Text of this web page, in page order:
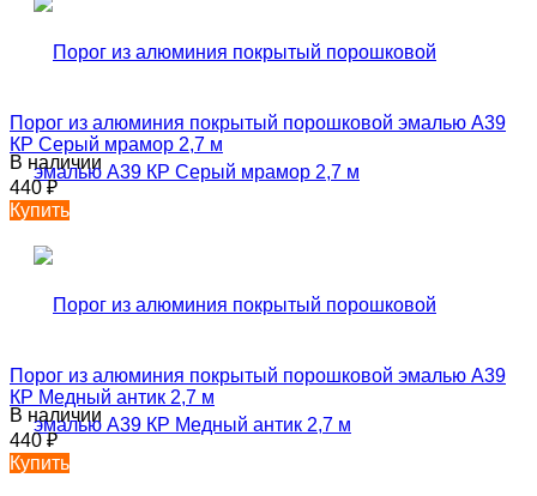
Порог из алюминия покрытый порошковой эмалью А39
КР Серый мрамор 2,7 м
В наличии
440₽
Купить
Порог из алюминия покрытый порошковой эмалью А39
КР Медный антик 2,7 м
В наличии
440₽
Купить